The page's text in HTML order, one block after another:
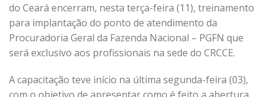
do Ceará encerram, nesta terça-feira (11), treinamento
para implantação do ponto de atendimento da
Procuradoria Geral da Fazenda Nacional – PGFN que
será exclusivo aos profissionais na sede do CRCCE.
A capacitação teve início na última segunda-feira (03),